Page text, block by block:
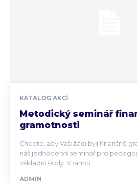
KATALOG AKCÍ
Metodický seminář
gramotnosti
Chcete, aby Vaši žáci byli finančně
náš jednodenní seminář pro
základní školy. V rámci...
ADMIN